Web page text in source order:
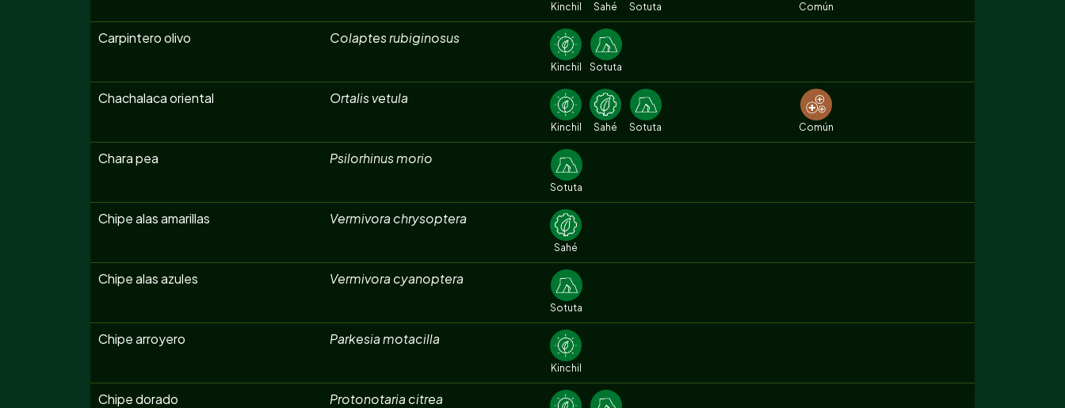
Kinchil Sahé Sotuta Común
Carpintero olivo Colaptes rubiginosus
Kinchil Sotuta
Chachalaca oriental Ortalis vetula
Kinchil Sahé Sotuta Común
Chara pea Psilorhinus morio
Sotuta
Chipe alas amarillas Vermivora chrysoptera
Sahé
Chipe alas azules Vermivora cyanoptera
Sotuta
Chipe arroyero Parkesia motacilla
Kinchil
Chipe dorado Protonotaria citrea